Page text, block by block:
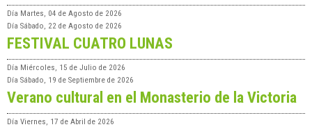
Día Martes, 04 de Agosto de 2026
Día Sábado, 22 de Agosto de 2026
FESTIVAL CUATRO LUNAS
Día Miércoles, 15 de Julio de 2026
Día Sábado, 19 de Septiembre de 2026
Verano cultural en el Monasterio de la Victoria
Día Viernes, 17 de Abril de 2026